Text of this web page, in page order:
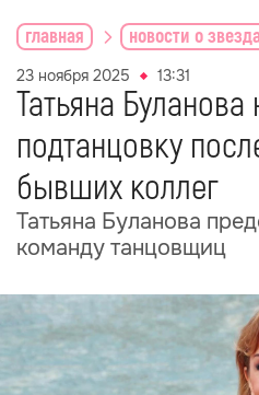
главная новости о
23 ноября 2025 13:31
Татьяна
подтанцовку
бывших коллег
Татьяна Буланова
команду танцовщиц